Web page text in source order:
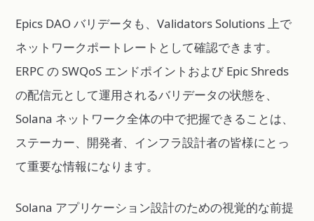
Epics DAO バリデータも、Validators Solutions 上で
ネットワークポートレートとして確認できます。
ERPC の SWQoS エンドポイントおよび Epic Shreds
の配信元として運用されるバリデータの状態を、
Solana ネットワーク全体の中で把握できることは、
ステーカー、開発者、インフラ設計者の皆様にとっ
て重要な情報になります。
Solana アプリケーション設計のための視覚的な前提